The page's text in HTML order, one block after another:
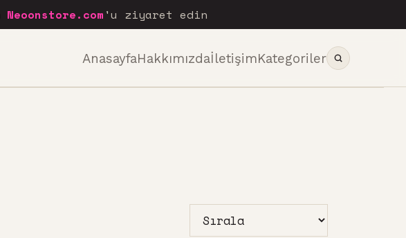
Neoonstore.com 'u ziyaret edin
AnasayfaHakkımızdaİletişimKategoriler